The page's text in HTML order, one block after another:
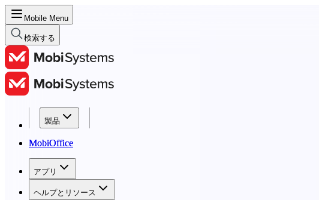
Mobile Menu
検索する
製品
MobiOffice
アプリ
ヘルプとリソース
製品
MobiOffice
アプリ
ヘルプとリソース